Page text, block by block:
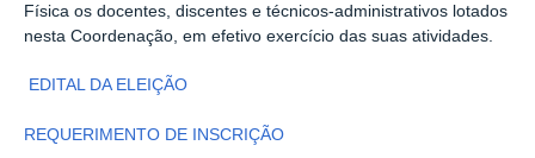
Física os docentes, discentes e técnicos-administrativos lotados
nesta Coordenação, em efetivo exercício das suas atividades.
EDITAL DA ELEIÇÃO
REQUERIMENTO DE INSCRIÇÃO